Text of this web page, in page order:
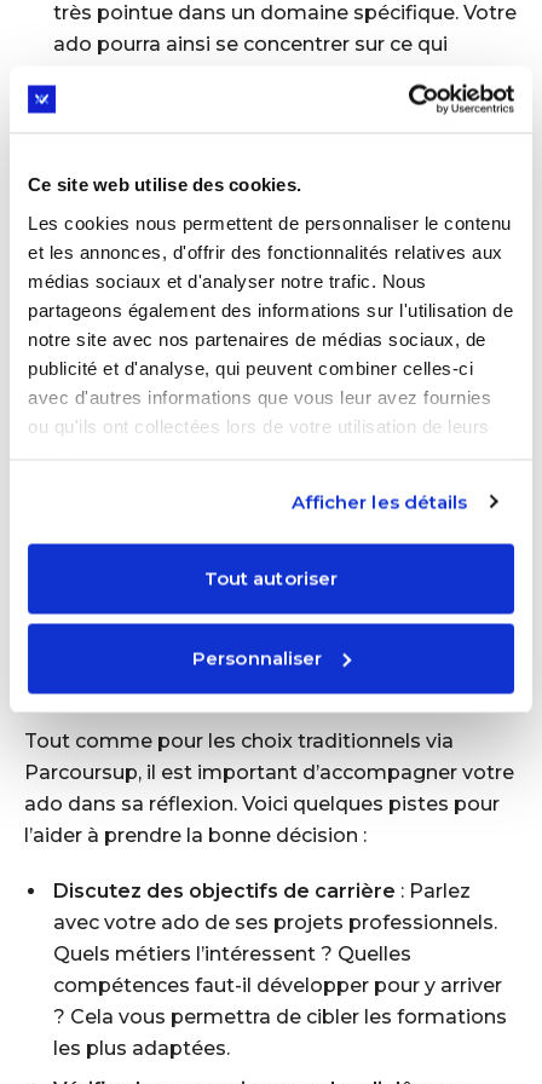
Ce site web utilise des cookies.
Les cookies nous permettent de personnaliser le contenu
et les annonces, d'offrir des fonctionnalités relatives aux
médias sociaux et d'analyser notre trafic. Nous
partageons également des informations sur l'utilisation de
notre site avec nos partenaires de médias sociaux, de
publicité et d'analyse, qui peuvent combiner celles-ci
avec d'autres informations que vous leur avez fournies
ou qu'ils ont collectées lors de votre utilisation de leurs
Afficher les détails
Tout autoriser
Personnaliser
très pointue dans un domaine spécifique. Votre
ado pourra ainsi se concentrer sur ce qui
Une insertion plus rapide dans le monde du
professionnalisantes sont souvent plus
orientées vers l’emploi. Si votre ado souhaite
entrer rapidement sur le marché du travail, une
école privée ou une formation en alternance
pourrait être une très bonne option.
Un développement des compétences
techniques: Les écoles qui se spécialisent
dans un domaine technique ou créatif
permettent de développer des compétences
recruteurs. Ce type de formation peut offrir une
Comment accompagner votre ado
dans le choix d’une formation hors
Parcoursup ?
Tout comme pour les choix traditionnels via
Parcoursup, il est important d’accompagner votre
ado dans sa réflexion. Voici quelques pistes pour
l’aider à prendre la bonne décision :
Discutez des objectifs de carrière : Parlez
avec votre ado de ses projets professionnels.
Quels métiers l’intéressent ? Quelles
compétences faut-il développer pour y arriver
? Cela vous permettra de cibler les formations
les plus adaptées.